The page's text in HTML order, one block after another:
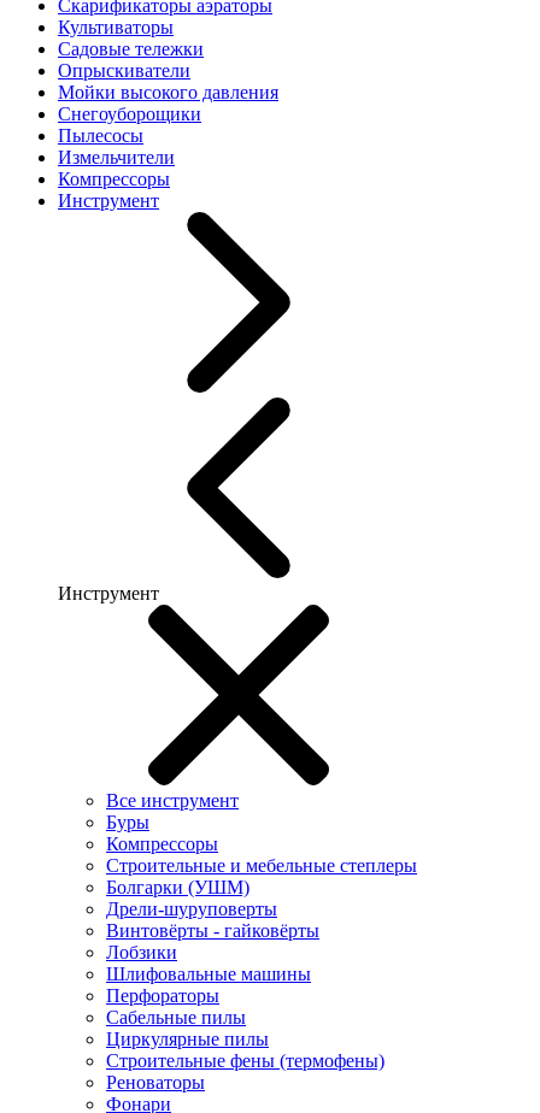
Скарификаторы аэраторы
Культиваторы
Садовые тележки
Опрыскиватели
Мойки высокого давления
Снегоуборощики
Пылесосы
Измельчители
Компрессоры
Инструмент
Инструмент
Все инструмент
Буры
Компрессоры
Строительные и мебельные степлеры
Болгарки (УШМ)
Дрели-шуруповерты
Винтовёрты - гайковёрты
Лобзики
Шлифовальные машины
Перфораторы
Сабельные пилы
Циркулярные пилы
Строительные фены (термофены)
Реноваторы
Фонари